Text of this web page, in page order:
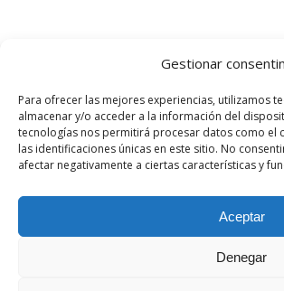
Gestionar
Para ofrecer las mejores experiencias, utilizamos
almacenar y/o acceder a la información del
tecnologías nos permitirá procesar datos como el
las identificaciones únicas en este sitio. No
afectar negativamente a ciertas características y
Aceptar
Denegar